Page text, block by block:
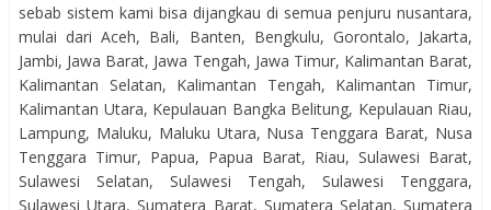
sebab sistem kami bisa dijangkau di semua penjuru nusantara,
mulai dari Aceh, Bali, Banten, Bengkulu, Gorontalo, Jakarta,
Jambi, Jawa Barat, Jawa Tengah, Jawa Timur, Kalimantan Barat,
Kalimantan Selatan, Kalimantan Tengah, Kalimantan Timur,
Kalimantan Utara, Kepulauan Bangka Belitung, Kepulauan Riau,
Lampung, Maluku, Maluku Utara, Nusa Tenggara Barat, Nusa
Tenggara Timur, Papua, Papua Barat, Riau, Sulawesi Barat,
Sulawesi Selatan, Sulawesi Tengah, Sulawesi Tenggara,
Sulawesi Utara, Sumatera Barat, Sumatera Selatan, Sumatera